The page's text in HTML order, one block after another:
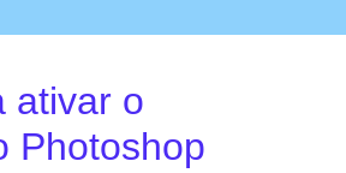
ativar o
Photoshop